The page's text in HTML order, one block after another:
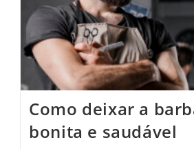
Como deixar a
bonita e saudável